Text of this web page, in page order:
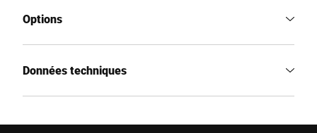
Options
Données techniques